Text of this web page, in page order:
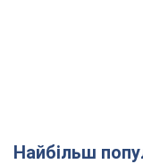
Найбільш